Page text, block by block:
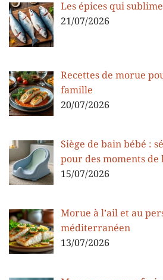
Les épices qui
21/07/2026
Recettes de morue
famille
20/07/2026
Siège de bain bébé :
pour des moments de
15/07/2026
Morue à l’ail et au
méditerranéen
13/07/2026